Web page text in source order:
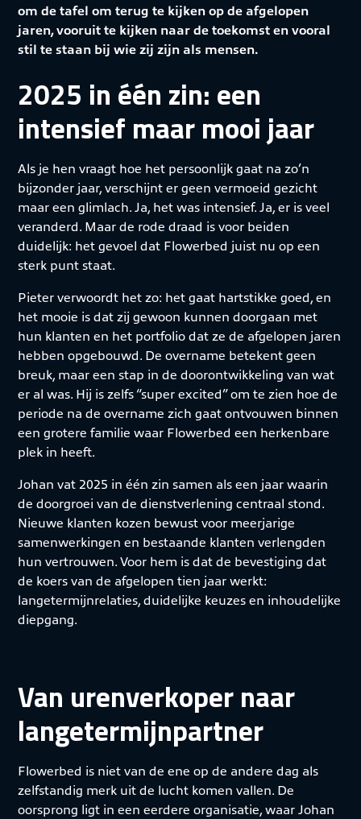
om de tafel om terug te kijken op de afgelopen
jaren, vooruit te kijken naar de toekomst en vooral
stil te staan bij wie zij zijn als mensen.
2025 in één zin: een
intensief maar mooi jaar
Als je hen vraagt hoe het persoonlijk gaat na zo’n
bijzonder jaar, verschijnt er geen vermoeid gezicht
maar een glimlach. Ja, het was intensief. Ja, er is veel
veranderd. Maar de rode draad is voor beiden
duidelijk: het gevoel dat Flowerbed juist nu op een
sterk punt staat.
Pieter verwoordt het zo: het gaat hartstikke goed, en
het mooie is dat zij gewoon kunnen doorgaan met
hun klanten en het portfolio dat ze de afgelopen jaren
hebben opgebouwd. De overname betekent geen
breuk, maar een stap in de doorontwikkeling van wat
er al was. Hij is zelfs “super excited” om te zien hoe de
periode na de overname zich gaat ontvouwen binnen
een grotere familie waar Flowerbed een herkenbare
plek in heeft.
Johan vat 2025 in één zin samen als een jaar waarin
de doorgroei van de dienstverlening centraal stond.
Nieuwe klanten kozen bewust voor meerjarige
samenwerkingen en bestaande klanten verlengden
hun vertrouwen. Voor hem is dat de bevestiging dat
de koers van de afgelopen tien jaar werkt:
langetermijnrelaties, duidelijke keuzes en inhoudelijke
diepgang.
Van urenverkoper naar
langetermijnpartner
Flowerbed is niet van de ene op de andere dag als
zelfstandig merk uit de lucht komen vallen. De
oorsprong ligt in een eerdere organisatie, waar Johan